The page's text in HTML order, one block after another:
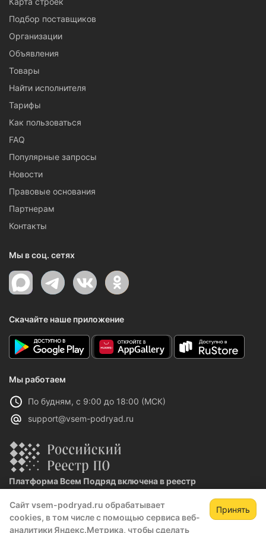
Сайт vsem-podryad.ru обрабатывает
cookies, в том числе с помощью сервиса веб-
аналитики Яндекс.Метрика, чтобы сделать
Принять
Подбор поставщиков
Организации
Объявления
Товары
Найти исполнителя
Тарифы
Как пользоваться
FAQ
Популярные запросы
Новости
Правовые основания
Партнерам
Контакты
Мы в соц. сетях
Скачайте наше приложение
Мы работаем
По будням, с 9:00 до 18:00 (МСК)
support@vsem-podryad.ru
Платформа Всем Подряд включена в реестр
Реестровая запись №32021 от 06.02.2026